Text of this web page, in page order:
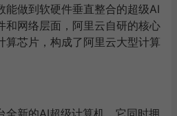
能做到软硬件垂直整合的超级AI
和网络层面，阿里云自研的核心
算芯片，构成了阿里云大型计算
全新的AI超级计算机，它同时拥